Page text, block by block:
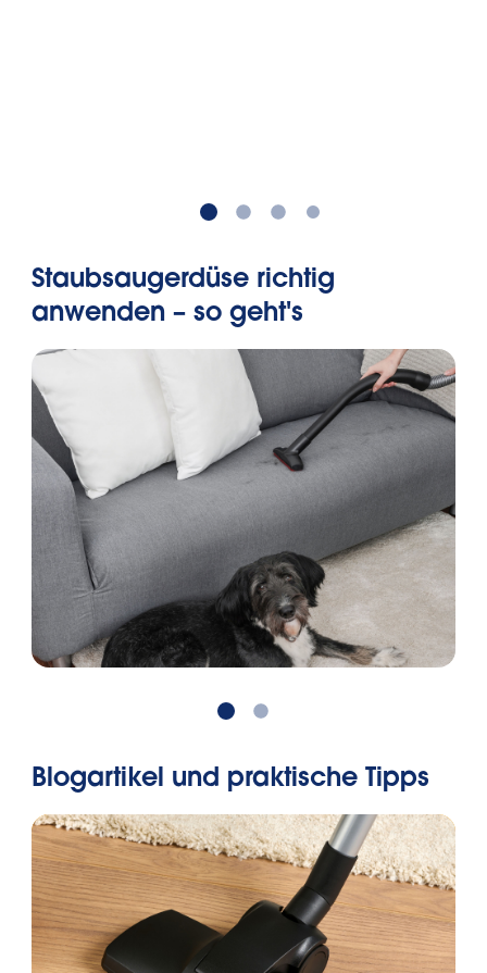
Staubsaugerdüse richtig
anwenden – so geht's
Blogartikel und praktische Tipps